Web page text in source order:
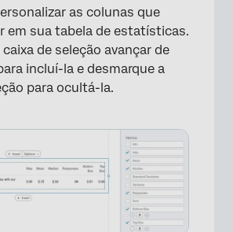
as colunas que
em sua tabela de estatísticas.
de seleção avançar de
incluí-la e desmarque a
para ocultá-la.